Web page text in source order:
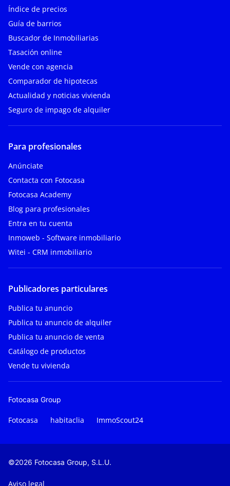
Índice de precios
Guía de barrios
Buscador de Inmobiliarias
Tasación online
Vende con agencia
Comparador de hipotecas
Actualidad y noticias vivienda
Seguro de impago de alquiler
Para profesionales
Anúnciate
Contacta con Fotocasa
Fotocasa Academy
Blog para profesionales
Entra en tu cuenta
Inmoweb - Software inmobiliario
Witei - CRM inmobiliario
Publicadores particulares
Publica tu anuncio
Publica tu anuncio de alquiler
Publica tu anuncio de venta
Catálogo de productos
Vende tu vivienda
Fotocasa Group
Fotocasa habitaclia ImmoScout24
©2026 Fotocasa Group, S.L.U.
Aviso legal